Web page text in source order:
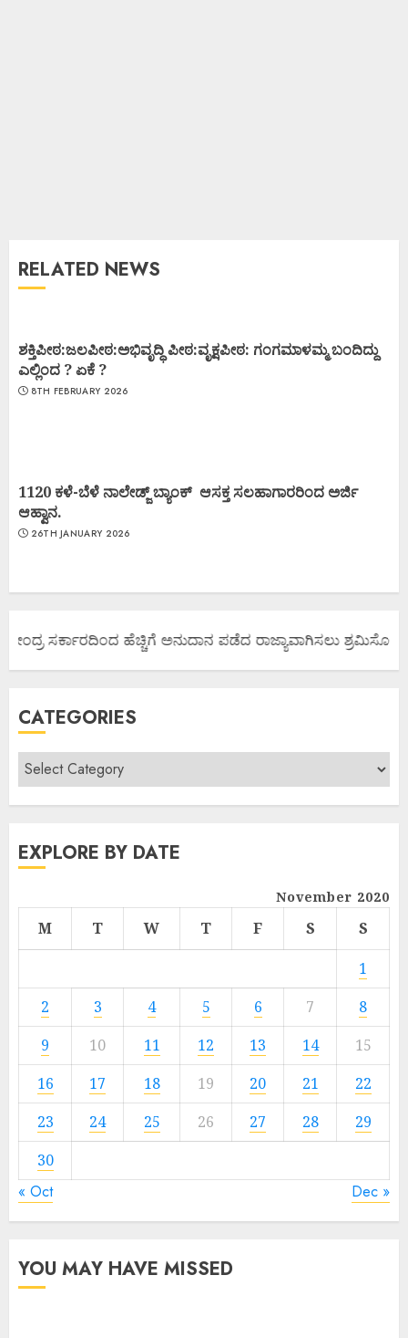
RELATED NEWS
ಶಕ್ತಿಪೀಠ:ಜಲಪೀಠ:ಅಭಿವೃದ್ಧಿ ಪೀಠ:ವೃಕ್ಷಪೀಠ: ಗಂಗಮಾಳಮ್ಮ ಬಂದಿದ್ದು
ಎಲ್ಲಿಂದ ? ಏಕೆ ?
8TH FEBRUARY 2026
1120 ಕಳೆ-ಬೆಳೆ ನಾಲೇಡ್ಜ್ ಬ್ಯಾಂಕ್ ಆಸಕ್ತ ಸಲಹಾಗಾರರಿಂದ ಅರ್ಜಿ
ಆಹ್ವಾನ.
26TH JANUARY 2026
ಸರ್ಕಾರದಿಂದ ಹೆಚ್ಚಿಗೆ ಅನುದಾನ ಪಡೆದ ರಾಜ್ಯಾವಾಗಿಸಲು ಶ್ರಮಿಸೋಣ
CATEGORIES
EXPLORE BY DATE
November 2020
M T W T F S
S
1
2
3 4 5 6 7
8
9
10 11 12 13 14
15
16
17 18 19 20 21
22
23
24 25 26 27 28
29
30
« Oct Dec »
YOU MAY HAVE MISSED